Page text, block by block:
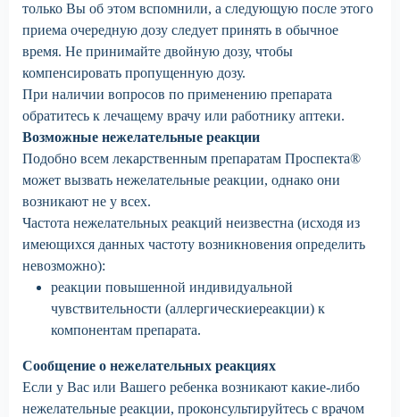
только Вы об этом вспомнили, а следующую после этого
приема очередную дозу следует принять в обычное
время. Не принимайте двойную дозу, чтобы
компенсировать пропущенную дозу.
При наличии вопросов по применению препарата
обратитесь к лечащему врачу или работнику аптеки.
Возможные нежелательные реакции
Подобно всем лекарственным препаратам Проспекта®
может вызвать нежелательные реакции, однако они
возникают не у всех.
Частота нежелательных реакций неизвестна (исходя из
имеющихся данных частоту возникновения определить
невозможно):
реакции повышенной индивидуальной
чувствительности (аллергическиереакции) к
компонентам препарата.
Сообщение о нежелательных реакциях
Если у Вас или Вашего ребенка возникают какие-либо
нежелательные реакции, проконсультируйтесь с врачом